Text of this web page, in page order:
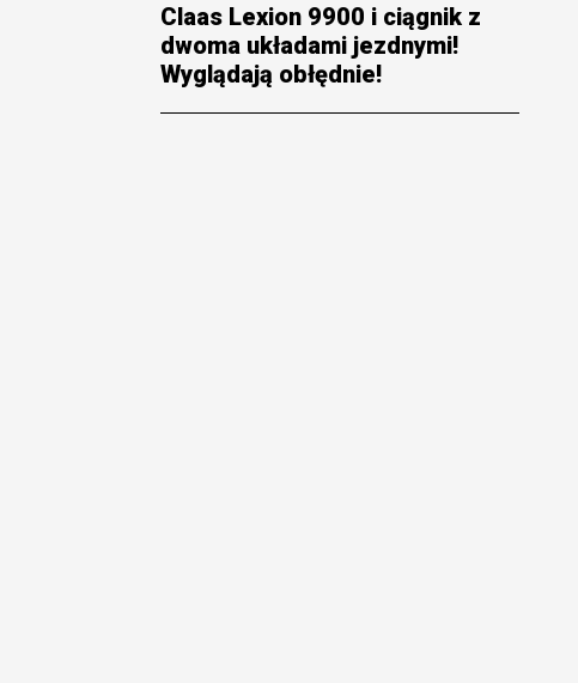
Claas Lexion 9900 i ciągnik z
dwoma układami jezdnymi!
Wyglądają obłędnie!